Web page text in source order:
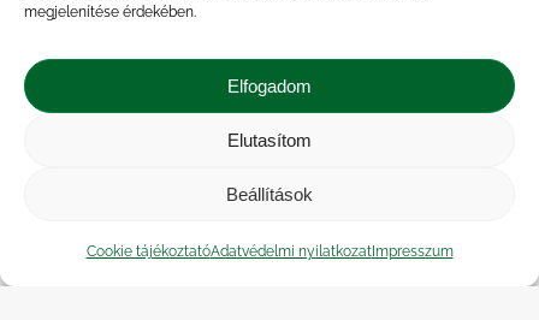
megjelenítése érdekében.
Elfogadom
Elutasítom
Beállítások
Cookie tájékoztatóAdatvédelmi nyilatkozatImpresszum
Association Européenne pour
l’Information sur le Développement